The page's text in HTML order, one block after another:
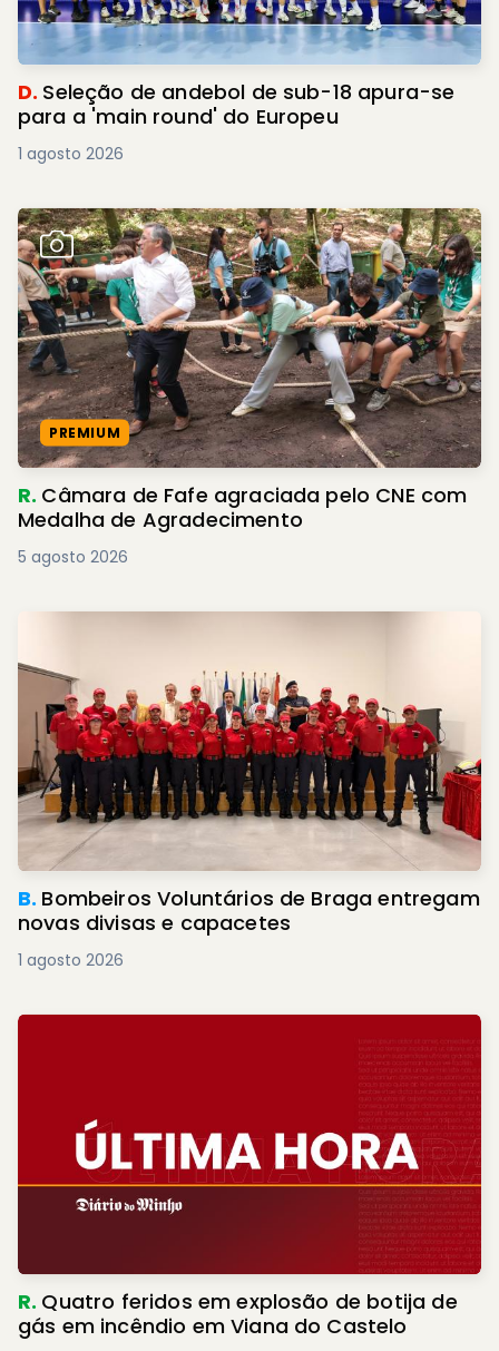
D. Seleção de andebol de sub-18 apura-se
para a 'main round' do Europeu
1 agosto 2026
PREMIUM
R. Câmara de Fafe agraciada pelo CNE com
Medalha de Agradecimento
5 agosto 2026
B. Bombeiros Voluntários de Braga entregam
novas divisas e capacetes
1 agosto 2026
R. Quatro feridos em explosão de botija de
gás em incêndio em Viana do Castelo